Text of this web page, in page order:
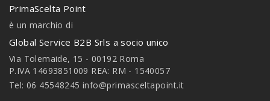
PrimaScelta Point
è un marchio di
Global Service B2B Srls a socio unico
Via Tolemaide, 15 - 00192 Roma
P.IVA 14693851009 REA: RM - 1540057
Tel: 06 45548245 info@primasceltapoint.it